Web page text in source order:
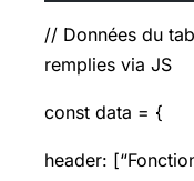
// Données du
remplies via JS
const data = {
header: